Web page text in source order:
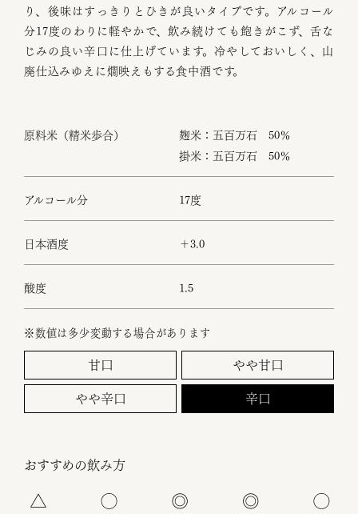
おすすめの飲み方
り、後味はすっきりとひきが良いタイプです。アルコール
分17度のわりに軽やかで、飲み続けても飽きがこず、舌な
じみの良い辛口に仕上げています。冷やしておいしく、山
廃仕込みゆえに燗映えもする食中酒です。
原料米（精米歩合）
麹米：五百万石 50％
掛米：五百万石 50％
アルコール分 17度
日本酒度 ＋3.0
酸度 1.5
※数値は多少変動する場合があります
甘口
やや甘口
やや辛口
辛口